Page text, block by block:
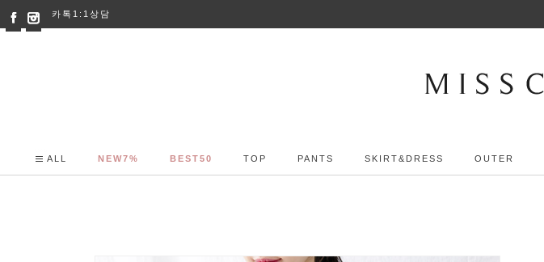
카톡1:1상담
ALL NEW7% BEST50 TOP PANTS SKIRT&DRESS OUTER